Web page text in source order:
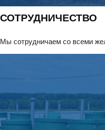
СОТРУДНИЧЕСТВО
Мы сотрудничаем со всеми